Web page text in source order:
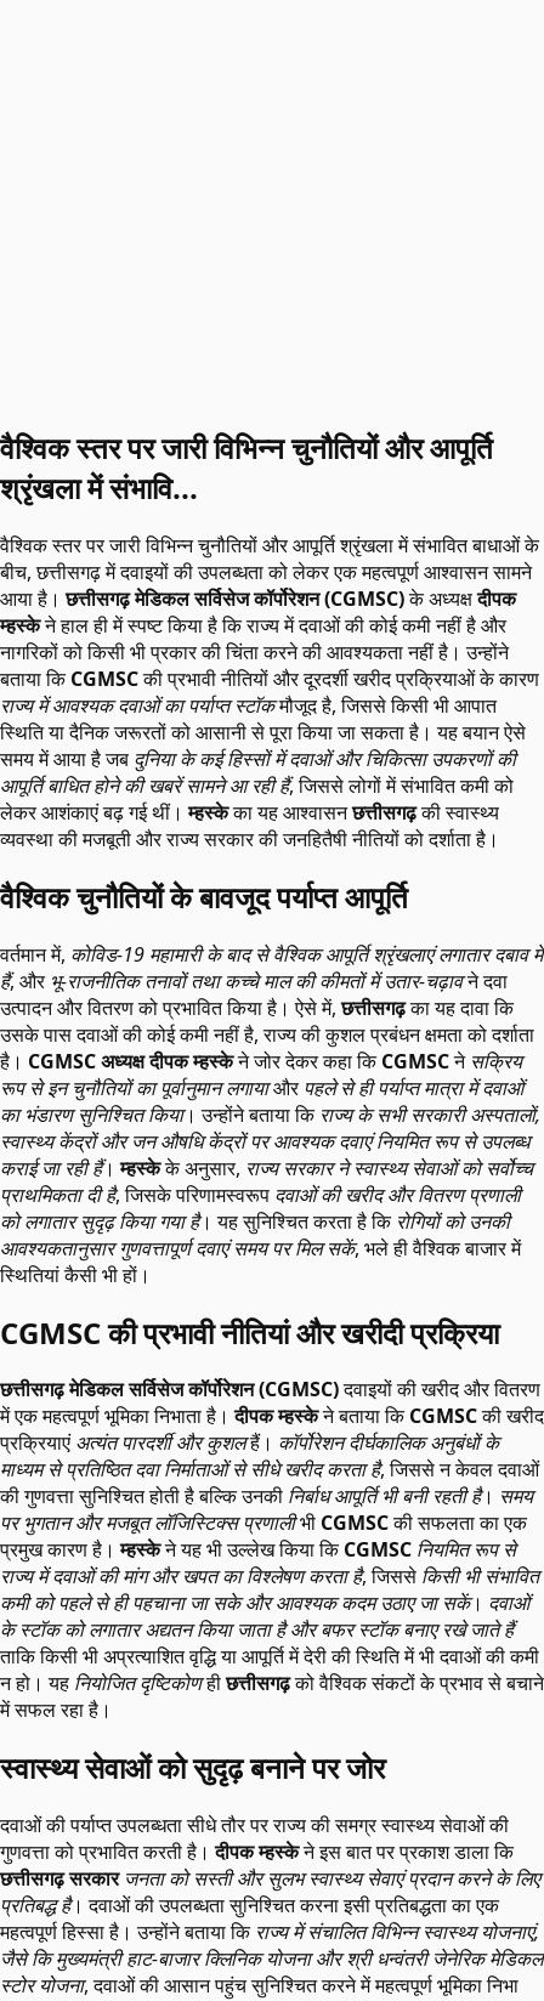
वैश्विक स्तर पर जारी विभिन्न चुनौतियों और आपूर्ति
श्रृंखला में संभावि...
वैश्विक स्तर पर जारी विभिन्न चुनौतियों और आपूर्ति श्रृंखला में संभावित बाधाओं के
बीच, छत्तीसगढ़ में दवाइयों की उपलब्धता को लेकर एक महत्वपूर्ण आश्वासन सामने
आया है।छत्तीसगढ़ मेडिकल सर्विसेज कॉर्पोरेशन (CGMSC)के अध्यक्षदीपक
म्हस्केने हाल ही में स्पष्ट किया है कि राज्य में दवाओं की कोई कमी नहीं है और
नागरिकों को किसी भी प्रकार की चिंता करने की आवश्यकता नहीं है। उन्होंने
बताया किCGMSCकी प्रभावी नीतियों और दूरदर्शी खरीद प्रक्रियाओं के कारण
राज्य में आवश्यक दवाओं का पर्याप्त स्टॉकमौजूद है, जिससे किसी भी आपात
स्थिति या दैनिक जरूरतों को आसानी से पूरा किया जा सकता है। यह बयान ऐसे
समय में आया है जब दुनिया के कई हिस्सों में दवाओं और चिकित्सा उपकरणों की
आपूर्ति बाधित होने की खबरें सामने आ रही हैं, जिससे लोगों में संभावित कमी को
लेकर आशंकाएं बढ़ गई थीं।म्हस्केका यह आश्वासनछत्तीसगढ़की स्वास्थ्य
व्यवस्था की मजबूती और राज्य सरकार की जनहितैषी नीतियों को दर्शाता है।
वैश्विक चुनौतियों के बावजूद पर्याप्त आपूर्ति
वर्तमान में, कोविड-19 महामारी के बाद से वैश्विक आपूर्ति श्रृंखलाएं लगातार दबाव में
हैं, और भू-राजनीतिक तनावों तथा कच्चे माल की कीमतों में उतार-चढ़ावने दवा
उत्पादन और वितरण को प्रभावित किया है। ऐसे में,छत्तीसगढ़का यह दावा कि
उसके पास दवाओं की कोई कमी नहीं है, राज्य की कुशल प्रबंधन क्षमता को दर्शाता
है। CGMSC अध्यक्ष दीपक म्हस्केने जोर देकर कहा किCGMSCने सक्रिय
रूप से इन चुनौतियों का पूर्वानुमान लगायाऔर पहले से ही पर्याप्त मात्रा में दवाओं
का भंडारण सुनिश्चित किया। उन्होंने बताया कि राज्य के सभी सरकारी अस्पतालों,
स्वास्थ्य केंद्रों और जन औषधि केंद्रों पर आवश्यक दवाएं नियमित रूप से उपलब्ध
कराई जा रही हैं।म्हस्केके अनुसार, राज्य सरकार ने स्वास्थ्य सेवाओं को सर्वोच्च
प्राथमिकता दी है, जिसके परिणामस्वरूप दवाओं की खरीद और वितरण प्रणाली
को लगातार सुदृढ़ किया गया है। यह सुनिश्चित करता है कि रोगियों को उनकी
आवश्यकतानुसार गुणवत्तापूर्ण दवाएं समय पर मिल सकें, भले ही वैश्विक बाजार में
स्थितियां कैसी भी हों।
CGMSC की प्रभावी नीतियां और खरीदी प्रक्रिया
छत्तीसगढ़ मेडिकल सर्विसेज कॉर्पोरेशन (CGMSC)दवाइयों की खरीद और वितरण
में एक महत्वपूर्ण भूमिका निभाता है।दीपक म्हस्केने बताया किCGMSCकी खरीद
प्रक्रियाएंअत्यंत पारदर्शी और कुशलहैं। कॉर्पोरेशन दीर्घकालिक अनुबंधों के
माध्यम से प्रतिष्ठित दवा निर्माताओं से सीधे खरीद करता है, जिससे न केवल दवाओं
की गुणवत्ता सुनिश्चित होती है बल्कि उनकी निर्बाध आपूर्ति भी बनी रहती है। समय
पर भुगतान और मजबूत लॉजिस्टिक्स प्रणालीभी CGMSCकी सफलता का एक
प्रमुख कारण है।म्हस्केने यह भी उल्लेख किया किCGMSC नियमित रूप से
राज्य में दवाओं की मांग और खपत का विश्लेषण करता है, जिससे किसी भी संभावित
कमी को पहले से ही पहचाना जा सके और आवश्यक कदम उठाए जा सकें। दवाओं
के स्टॉक को लगातार अद्यतन किया जाता है और बफर स्टॉक बनाए रखे जाते हैं
ताकि किसी भी अप्रत्याशित वृद्धि या आपूर्ति में देरी की स्थिति में भी दवाओं की कमी
न हो। यह नियोजित दृष्टिकोणहीछत्तीसगढ़को वैश्विक संकटों के प्रभाव से बचाने
में सफल रहा है।
स्वास्थ्य सेवाओं को सुदृढ़ बनाने पर जोर
दवाओं की पर्याप्त उपलब्धता सीधे तौर पर राज्य की समग्र स्वास्थ्य सेवाओं की
गुणवत्ता को प्रभावित करती है।दीपक म्हस्केने इस बात पर प्रकाश डाला कि
छत्तीसगढ़ सरकार जनता को सस्ती और सुलभ स्वास्थ्य सेवाएं प्रदान करने के लिए
प्रतिबद्ध है। दवाओं की उपलब्धता सुनिश्चित करना इसी प्रतिबद्धता का एक
महत्वपूर्ण हिस्सा है। उन्होंने बताया कि राज्य में संचालित विभिन्न स्वास्थ्य योजनाएं,
जैसे कि मुख्यमंत्री हाट-बाजार क्लिनिक योजना और श्री धन्वंतरी जेनेरिक मेडिकल
स्टोर योजना, दवाओं की आसान पहुंच सुनिश्चित करने में महत्वपूर्ण भूमिका निभा